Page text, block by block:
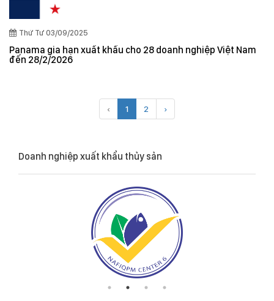
Thứ Tư 03/09/2025
Panama gia hạn xuất khẩu cho 28 doanh nghiệp Việt Nam
đến 28/2/2026
‹ 1 2 ›
Doanh nghiệp xuất khẩu thủy sản